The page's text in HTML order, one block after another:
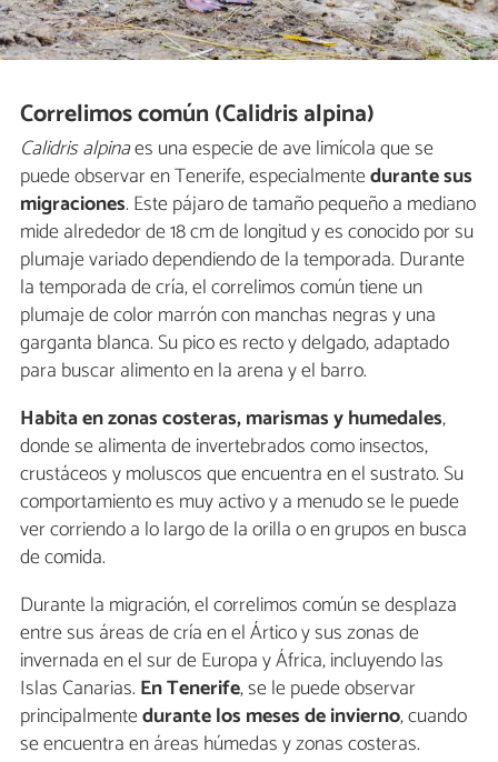
Correlimos común (Calidris alpina)
Calidris alpinaes una especie de ave limícola que se
puede observar en Tenerife, especialmentedurante sus
migraciones. Este pájaro de tamaño pequeño a mediano
mide alrededor de 18 cm de longitud y es conocido por su
plumaje variado dependiendo de la temporada. Durante
la temporada de cría, el correlimos común tiene un
plumaje de color marrón con manchas negras y una
garganta blanca. Su pico es recto y delgado, adaptado
para buscar alimento en la arena y el barro.
Habita en zonas costeras, marismas y humedales,
donde se alimenta de invertebrados como insectos,
crustáceos y moluscos que encuentra en el sustrato. Su
comportamiento es muy activo y a menudo se le puede
ver corriendo a lo largo de la orilla o en grupos en busca
de comida.
Durante la migración, el correlimos común se desplaza
entre sus áreas de cría en el Ártico y sus zonas de
invernada en el sur de Europa y África, incluyendo las
Islas Canarias. En Tenerife, se le puede observar
principalmentedurante los meses de invierno, cuando
se encuentra en áreas húmedas y zonas costeras.